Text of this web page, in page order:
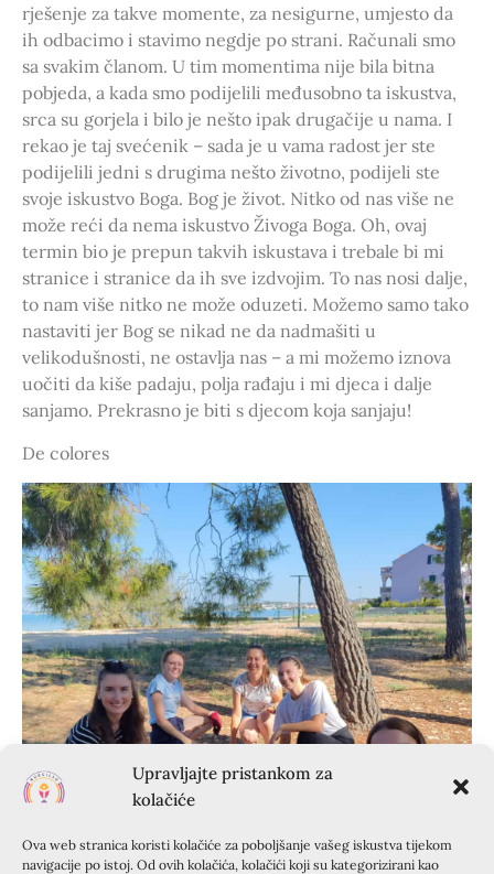
Upravljajte pristankom za
kolačiće
Ova web stranica koristi kolačiće za poboljšanje vašeg iskustva tijekom
navigacije po istoj. Od ovih kolačića, kolačići koji su kategorizirani kao
rješenje za takve momente, za nesigurne, umjesto da
ih odbacimo i stavimo negdje po strani. Računali smo
sa svakim članom. U tim momentima nije bila bitna
pobjeda, a kada smo podijelili međusobno ta iskustva,
srca su gorjela i bilo je nešto ipak drugačije u nama. I
rekao je taj svećenik – sada je u vama radost jer ste
podijelili jedni s drugima nešto životno, podijeli ste
svoje iskustvo Boga. Bog je život. Nitko od nas više ne
može reći da nema iskustvo Živoga Boga. Oh, ovaj
termin bio je prepun takvih iskustava i trebale bi mi
stranice i stranice da ih sve izdvojim. To nas nosi dalje,
to nam više nitko ne može oduzeti. Možemo samo tako
nastaviti jer Bog se nikad ne da nadmašiti u
velikodušnosti, ne ostavlja nas – a mi možemo iznova
uočiti da kiše padaju, polja rađaju i mi djeca i dalje
sanjamo. Prekrasno je biti s djecom koja sanjaju!
De colores